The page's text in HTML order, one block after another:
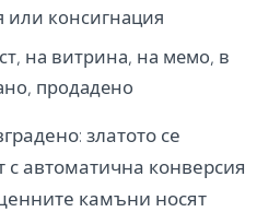
или консигнация
на витрина, на мемо, в
продадено
златото се
с автоматична конверсия
камъни носят